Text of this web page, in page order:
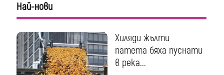
Най-нови
Хиляди жълти
патета бяха пуснати
в река...